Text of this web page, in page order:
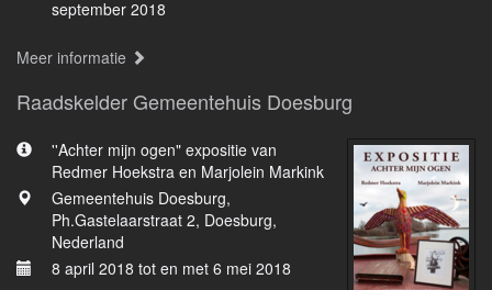
september 2018
Meer informatie
Raadskelder Gemeentehuis Doesburg
''Achter mijn ogen" expositie van
Redmer Hoekstra en Marjolein Markink
Gemeentehuis Doesburg,
Ph.Gastelaarstraat 2, Doesburg,
Nederland
8 april 2018 tot en met 6 mei 2018